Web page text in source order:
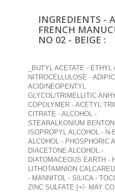
INGREDIENTS -
FRENCH
NO 02 - BEIGE :
_BUTYL ACETATE - ETHYL
NITROCELLULOSE - ADIPIC
ACID/NEOPENTYL
GLYCOL/TRIMELLITIC
COPOLYMER - ACETYL
CITRATE - ALCOHOL -
STEARALKONIUM
ISOPROPYL ALCOHOL - N-
ALCOHOL - PHOSPHORIC
DIACETONE ALCOHOL -
DIATOMACEOUS EARTH -
LITHOTAMNION
- MANNITOL - SILICA -
ZINC SULFATE [+/- MAY